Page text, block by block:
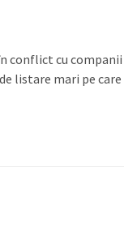
conflict cu
listare mari pe